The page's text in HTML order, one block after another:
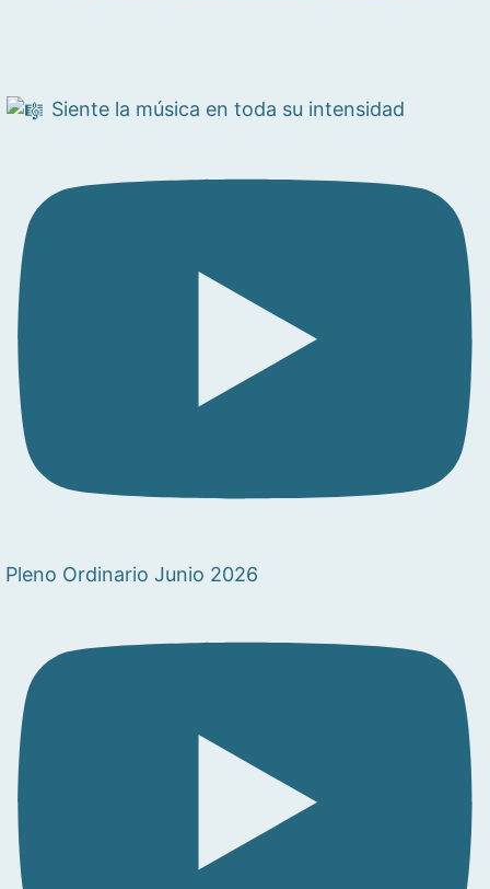
Siente la música en toda su intensidad
Pleno Ordinario Junio 2026